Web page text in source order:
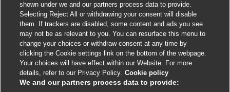
External
link
opens
in
a
new
window
External
link
opens
in
a
new
window
External
link
opens
in
a
new
window
External
link
opens
in
a
new
window
External
link
opens
in
a
new
window
© BMJ Publishing Group 2026
ISSN 2515-9615
shown under we and our partners process data to provide.
Selecting Reject All or withdrawing your consent will disable
them. If trackers are disabled, some content and ads you see
may not be as relevant to you. You can resurface this menu to
change your choices or withdraw consent at any time by
clicking the Cookie settings link on the bottom of the webpage.
Your choices will have effect within our Website. For more
details, refer to our Privacy Policy. Cookie policy
We and our partners process data to provide: